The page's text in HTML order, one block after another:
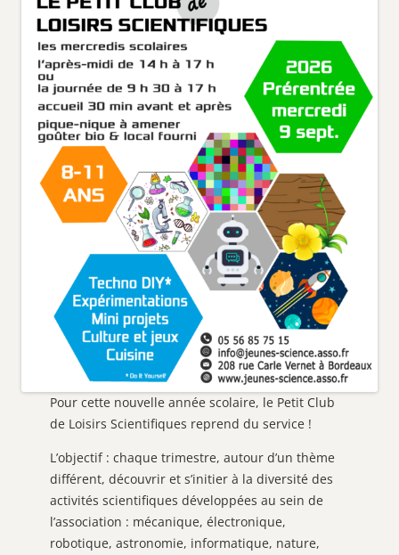
Pour cette nouvelle année scolaire, le Petit Club
de Loisirs Scientifiques reprend du service !
L’objectif : chaque trimestre, autour d’un thème
différent, découvrir et s’initier à la diversité des
activités scientifiques développées au sein de
l’association : mécanique, électronique,
robotique, astronomie, informatique, nature,